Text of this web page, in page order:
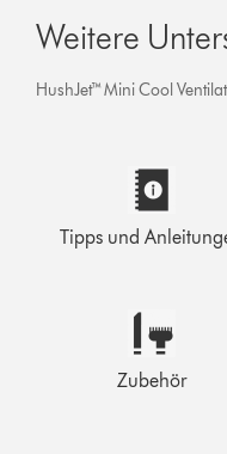
Weitere
HushJet™ Mini Cool
Tipps und
Zubehör